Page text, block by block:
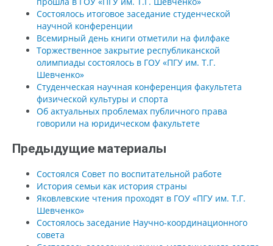
Состоялось итоговое заседание студенческой
научной конференции
Всемирный день книги отметили на филфаке
Торжественное закрытие республиканской
олимпиады состоялось в ГОУ «ПГУ им. Т.Г.
Шевченко»
Студенческая научная конференция факультета
физической культуры и спорта
Об актуальных проблемах публичного права
говорили на юридическом факультете
Предыдущие материалы
Состоялся Cовет по воспитательной работе
История семьи как история страны
Яковлевские чтения проходят в ГОУ «ПГУ им. Т.Г.
Шевченко»
Состоялось заседание Научно-координационного
совета